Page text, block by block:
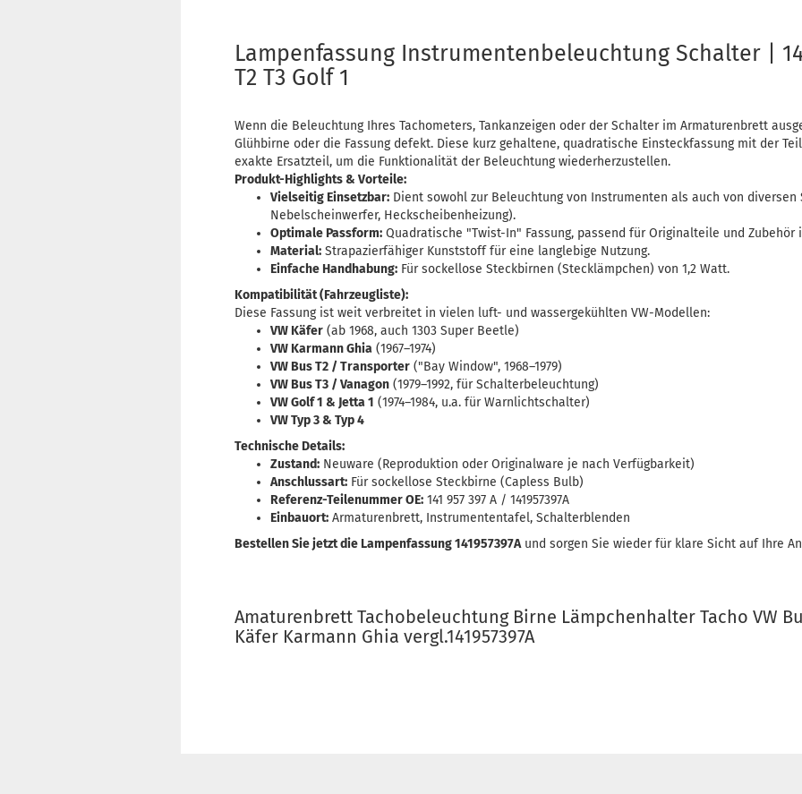
Lampenfassung Instrumentenbeleuchtung Schalter |
T2 T3 Golf 1
Wenn die Beleuchtung Ihres Tachometers, Tankanzeigen oder der Schalter im Armaturenbrett
Glühbirne oder die Fassung defekt. Diese kurz gehaltene, quadratische Einsteckfassung mit der
exakte Ersatzteil, um die Funktionalität der Beleuchtung wiederherzustellen.
Produkt-Highlights & Vorteile:
Vielseitig Einsetzbar: Dient sowohl zur Beleuchtung von Instrumenten als auch von diversen
Nebelscheinwerfer, Heckscheibenheizung).
Optimale Passform: Quadratische "Twist-In" Fassung, passend für Originalteile und
Material: Strapazierfähiger Kunststoff für eine langlebige Nutzung.
Einfache Handhabung: Für sockellose Steckbirnen (Stecklämpchen) von 1,2 Watt.
Kompatibilität (Fahrzeugliste):
Diese Fassung ist weit verbreitet in vielen luft- und wassergekühlten VW-Modellen:
VW Käfer (ab 1968, auch 1303 Super Beetle)
VW Karmann Ghia (1967–1974)
VW Bus T2 / Transporter ("Bay Window", 1968–1979)
VW Bus T3 / Vanagon (1979–1992, für Schalterbeleuchtung)
VW Golf 1 & Jetta 1 (1974–1984, u.a. für Warnlichtschalter)
VW Typ 3 & Typ 4
Technische Details:
Zustand: Neuware (Reproduktion oder Originalware je nach Verfügbarkeit)
Anschlussart: Für sockellose Steckbirne (Capless Bulb)
Referenz-Teilenummer OE: 141 957 397 A / 141957397A
Einbauort: Armaturenbrett, Instrumententafel, Schalterblenden
Bestellen Sie jetzt die Lampenfassung 141957397Aund sorgen Sie wieder für klare Sicht auf Ihre
Amaturenbrett Tachobeleuchtung Birne Lämpchenhalter Tacho VW
Käfer Karmann Ghia vergl.141957397A